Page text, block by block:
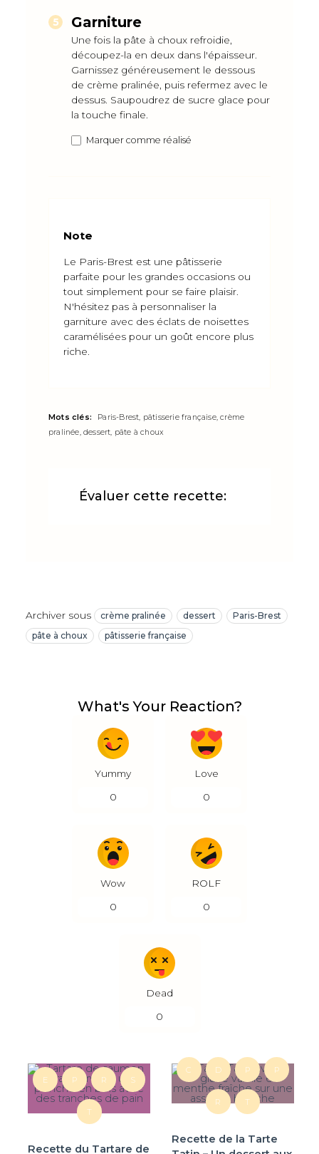
Garniture
Une fois la pâte à choux refroidie,
découpez-la en deux dans l'épaisseur.
Garnissez généreusement le dessous
de crème pralinée, puis refermez avec le
dessus. Saupoudrez de sucre glace pour
la touche finale.
Marquer comme réalisé
Note
Le Paris-Brest est une pâtisserie
parfaite pour les grandes occasions ou
tout simplement pour se faire plaisir.
N'hésitez pas à personnaliser la
garniture avec des éclats de noisettes
caramélisées pour un goût encore plus
riche.
Mots clés:
Paris-Brest, pâtisserie française, crème
pralinée, dessert, pâte à choux
Évaluer cette recette:
Archiver sous crème pralinée dessert
Paris-Brest
pâte à choux
pâtisserie française
What's Your Reaction?
Yummy
0
Love
0
Wow
0
ROLF
0
Dead
0
E P R S
T
Recette du Tartare de
C D P P
R T
Recette de la Tarte